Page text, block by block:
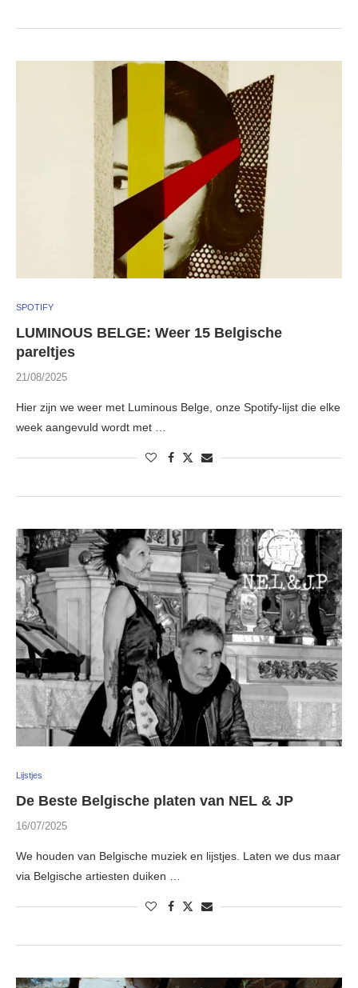
SPOTIFY
LUMINOUS BELGE: Weer 15 Belgische
pareltjes
21/08/2025
Hier zijn we weer met Luminous Belge, onze Spotify-lijst die elke
week aangevuld wordt met …
Lijstjes
De Beste Belgische platen van NEL & JP
16/07/2025
We houden van Belgische muziek en lijstjes. Laten we dus maar
via Belgische artiesten duiken …